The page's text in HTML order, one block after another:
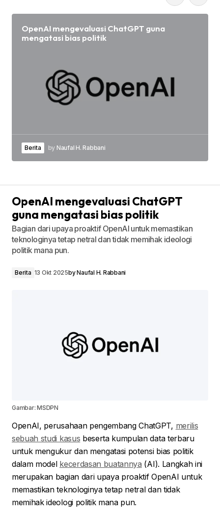
OpenAI mengevaluasi ChatGPT guna
mengatasi bias politik
Berita by Naufal H. Rabbani
OpenAI mengevaluasi ChatGPT
guna mengatasi bias politik
Bagian dari upaya proaktif OpenAI untuk memastikan
teknologinya tetap netral dan tidak memihak ideologi
politik mana pun.
Berita 13 Okt 2025byNaufal H. Rabbani
Gambar: MSDPN
OpenAI, perusahaan pengembang ChatGPT, merilis
sebuah studi kasus beserta kumpulan data terbaru
untuk mengukur dan mengatasi potensi bias politik
dalam model kecerdasan buatannya (AI). Langkah ini
merupakan bagian dari upaya proaktif OpenAI untuk
memastikan teknologinya tetap netral dan tidak
memihak ideologi politik mana pun.